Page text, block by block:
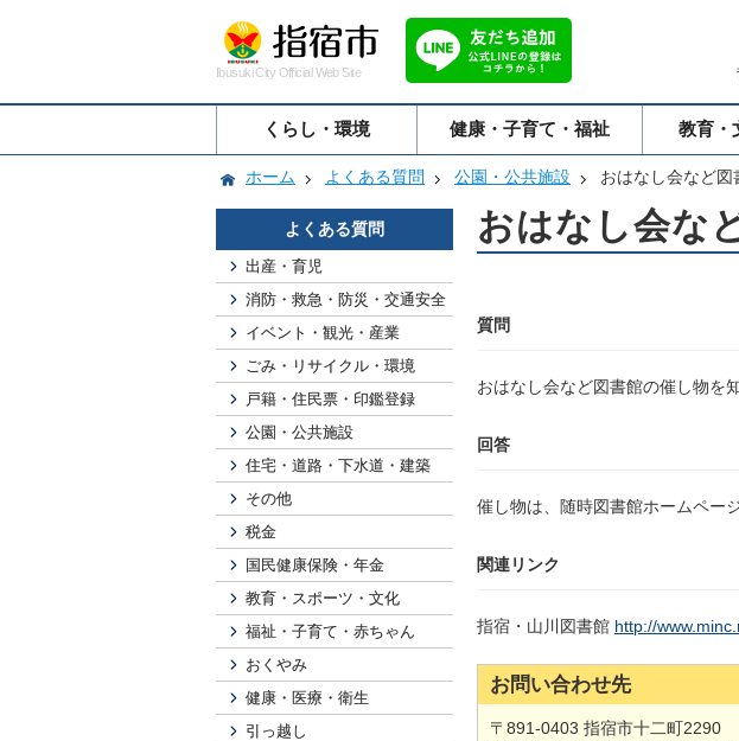
Ibusuki City Official Web Site
くらし・環境 健康・子育て・福祉 教育・
ホーム よくある質問 公園・公共施設 おはなし会など図
よくある質問
出産・育児
消防・救急・防災・交通安全
イベント・観光・産業
ごみ・リサイクル・環境
戸籍・住民票・印鑑登録
公園・公共施設
住宅・道路・下水道・建築
その他
税金
国民健康保険・年金
教育・スポーツ・文化
福祉・子育て・赤ちゃん
おくやみ
健康・医療・衛生
引っ越し
おはなし会な
質問
おはなし会など図書館の催し物を
回答
催し物は、随時図書館ホームペー
関連リンク
指宿・山川図書館 http://
お問い合わせ先
〒891-0403 指宿市十二町2290